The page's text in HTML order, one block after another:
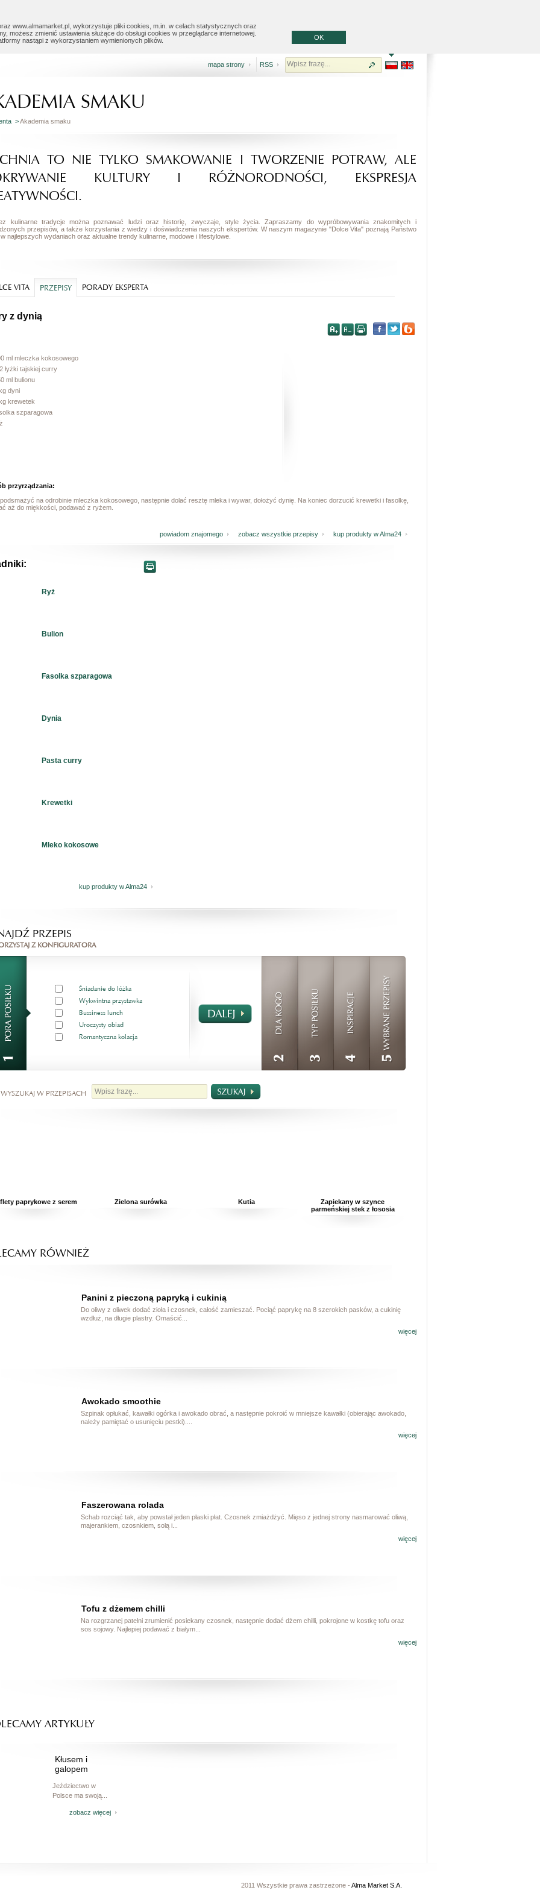
www.almamarket.pl, wykorzystuje pliki cookies, m.in. w celach statystycznych oraz
możesz zmienić ustawienia służące do obsługi cookies w przeglądarce internetowej.
nastąpi z wykorzystaniem wymienionych plików.
OK
mapa strony RSS
SMAKU
>Akademia smaku
TO NIE TYLKO SMAKOWANIE I TWORZENIE POTRAW, ALE
KULTURY I RÓŻNORODNOŚCI, EKSPRESJA
kulinarne tradycje można poznawać ludzi oraz historię, zwyczaje, style życia. Zapraszamy do wypróbowywania znakomitych i
przepisów, a także korzystania z wiedzy i doświadczenia naszych ekspertów. W naszym magazynie "Dolce Vita" poznają Państwo
najlepszych wydaniach oraz aktualne trendy kulinarne, modowe i lifestylowe.
VITA PRZEPISY PORADY EKSPERTA
z dynią
ml mleczka kokosowego
łyżki tajskiej curry
ml bulionu
dyni
krewetek
szparagowa
przyrządzania:
na odrobinie mleczka kokosowego, następnie dolać resztę mleka i wywar, dołożyć dynię. Na koniec dorzucić krewetki i fasolkę,
aż do miękkości, podawać z ryżem.
kup produkty w Alma24
zobacz wszystkie przepisy
powiadom znajomego
Ryż
Bulion
Fasolka szparagowa
Dynia
Pasta curry
Krewetki
Mleko kokosowe
kup produkty w Alma24
PRZEPIS
Z KONFIGURATORA
Śniadanie do lóżka
Wykwintna przystawka
Bussiness lunch
Uroczysty obiad
Romantyczna kolacja
W PRZEPISACH
paprykowe z serem Zielona surówka Kutia
Zapiekany w szynce
parmeńskiej stek z łososia
RÓWNIEŻ
Panini z pieczoną papryką i cukinią
Do oliwy z oliwek dodać zioła i czosnek, całość zamieszać. Pociąć paprykę na 8 szerokich pasków, a cukinię
wzdłuż, na długie plastry. Omaścić...
więcej
Awokado smoothie
Szpinak opłukać, kawałki ogórka i awokado obrać, a następnie pokroić w mniejsze kawałki (obierając awokado,
należy pamiętać o usunięciu pestki)....
więcej
Faszerowana rolada
Schab rozciąć tak, aby powstał jeden płaski płat. Czosnek zmiażdżyć. Mięso z jednej strony nasmarować oliwą,
majerankiem, czosnkiem, solą i...
więcej
Tofu z dżemem chilli
Na rozgrzanej patelni zrumienić posiekany czosnek, następnie dodać dżem chilli, pokrojone w kostkę tofu oraz
sos sojowy. Najlepiej podawać z białym...
więcej
ARTYKUŁY
Kłusem i
galopem
Jeździectwo w
Polsce ma swoją...
zobacz więcej
2011 Wszystkie prawa zastrzeżone - Alma Market S.A.